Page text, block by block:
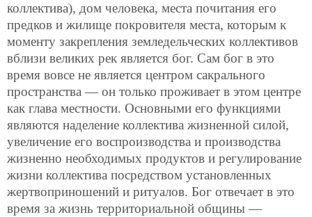
коллектива), дом человека, места почитания его
предков и жилище покровителя места, которым к
моменту закрепления земледельческих коллективов
вблизи великих рек является бог. Сам бог в это
время вовсе не является центром сакрального
пространства — он только проживает в этом центре
как глава местности. Основными его функциями
являются наделение коллектива жизненной силой,
увеличение его воспроизводства и производства
жизненно необходимых продуктов и регулирование
жизни коллектива посредством установленных
жертвоприношений и ритуалов. Бог отвечает в это
время за жизнь территориальной общины —